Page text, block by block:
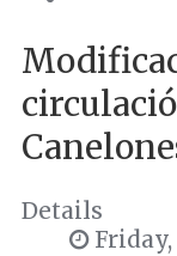
Details
Friday,